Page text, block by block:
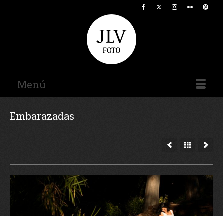
Menú
Embarazadas